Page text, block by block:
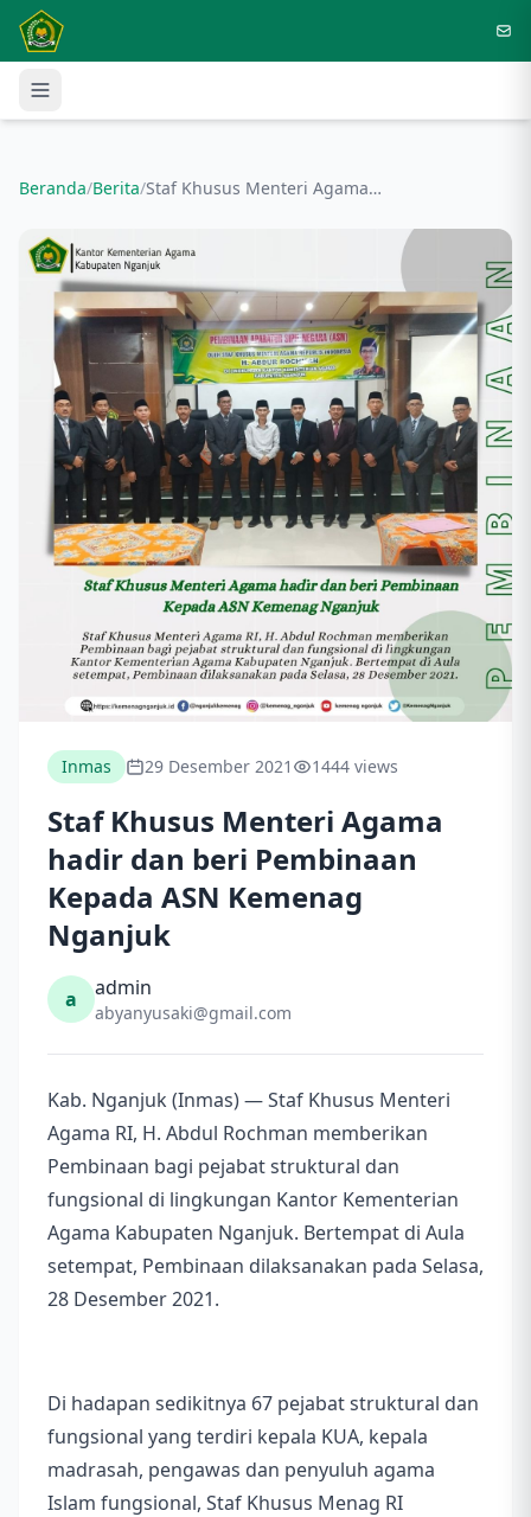
Langsung ke konten utama
Beranda/Berita/ Staf Khusus Menteri Agama hadir dan beri Pembinaan Kepada ASN Kemenag Nganjuk
Inmas 29 Desember 2021 1444 views
Staf Khusus Menteri Agama
hadir dan beri Pembinaan
Kepada ASN Kemenag
Nganjuk
a admin
abyanyusaki@gmail.com
Kab. Nganjuk (Inmas) — Staf Khusus Menteri
Agama RI, H. Abdul Rochman memberikan
Pembinaan bagi pejabat struktural dan
fungsional di lingkungan Kantor Kementerian
Agama Kabupaten Nganjuk. Bertempat di Aula
setempat, Pembinaan dilaksanakan pada Selasa,
28 Desember 2021.
Di hadapan sedikitnya 67 pejabat struktural dan
fungsional yang terdiri kepala KUA, kepala
madrasah, pengawas dan penyuluh agama
Islam fungsional, Staf Khusus Menag RI